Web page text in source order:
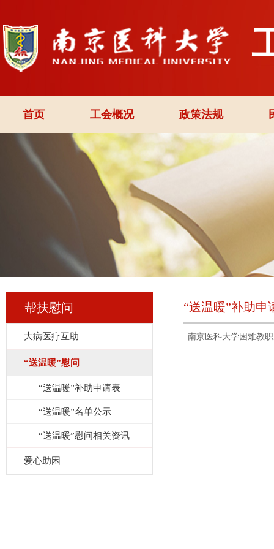
首页 工会概况 政策法规
帮扶慰问
大病医疗互助
“送温暖”慰问
“送温暖”补助申请表
“送温暖”名单公示
“送温暖”慰问相关资讯
爱心助困
“送温暖”补助申
南京医科大学困难教